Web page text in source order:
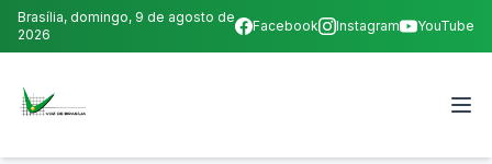
Brasília, domingo, 9 de agosto de
2026
Facebook Instagram YouTube